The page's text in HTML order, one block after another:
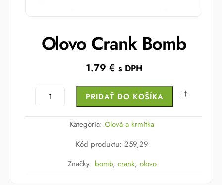
Olovo Crank Bomb
1.79 € s DPH
množstvo
PRIDAŤ DO KOŠÍKA Share
Kategória:Olová a krmítka
Kód produktu:259,29
Značky: bomb, crank, olovo